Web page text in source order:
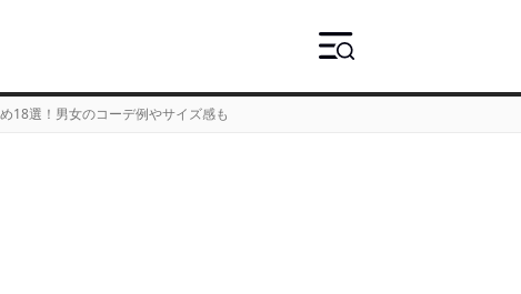
18選！男女のコーデ例やサイズ感も